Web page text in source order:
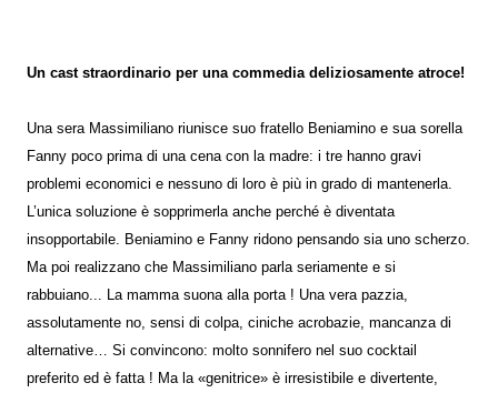
Un cast straordinario per una commedia deliziosamente atroce!
Una sera Massimiliano riunisce suo fratello Beniamino e sua sorella
Fanny poco prima di una cena con la madre: i tre hanno gravi
problemi economici e nessuno di loro è più in grado di mantenerla.
L’unica soluzione è sopprimerla anche perché è diventata
insopportabile. Beniamino e Fanny ridono pensando sia uno scherzo.
Ma poi realizzano che Massimiliano parla seriamente e si
rabbuiano... La mamma suona alla porta ! Una vera pazzia,
assolutamente no, sensi di colpa, ciniche acrobazie, mancanza di
alternative… Si convincono: molto sonnifero nel suo cocktail
preferito ed è fatta ! Ma la «genitrice» è irresistibile e divertente,